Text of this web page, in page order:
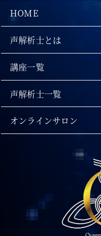
HOME
声解析士とは
講座一覧
声解析士一覧
オンラインサロン